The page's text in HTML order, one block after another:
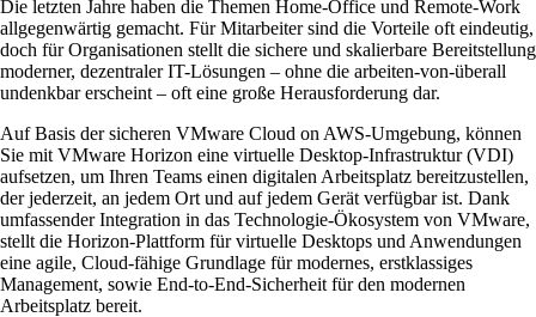
Die letzten Jahre haben die Themen Home-Office und Remote-Work
allgegenwärtig gemacht. Für Mitarbeiter sind die Vorteile oft eindeutig,
doch für Organisationen stellt die sichere und skalierbare Bereitstellung
moderner, dezentraler IT-Lösungen – ohne die arbeiten-von-überall
undenkbar erscheint – oft eine große Herausforderung dar.
Auf Basis der sicheren VMware Cloud on AWS-Umgebung, können
Sie mit VMware Horizon eine virtuelle Desktop-Infrastruktur (VDI)
aufsetzen, um Ihren Teams einen digitalen Arbeitsplatz bereitzustellen,
der jederzeit, an jedem Ort und auf jedem Gerät verfügbar ist. Dank
umfassender Integration in das Technologie-Ökosystem von VMware,
stellt die Horizon-Plattform für virtuelle Desktops und Anwendungen
eine agile, Cloud-fähige Grundlage für modernes, erstklassiges
Management, sowie End-to-End-Sicherheit für den modernen
Arbeitsplatz bereit.